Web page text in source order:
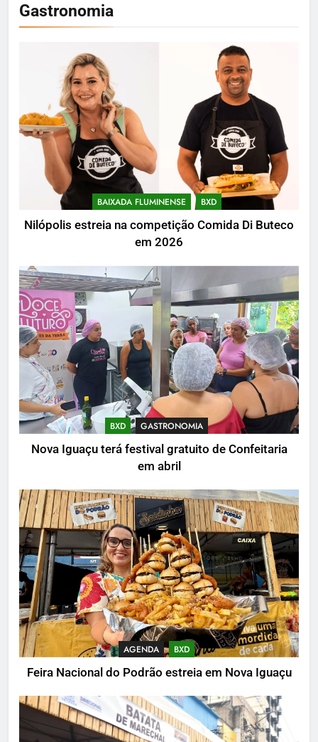
Gastronomia
BAIXADA FLUMINENSE BXD
Nilópolis estreia na competição Comida Di Buteco
em 2026
BXD GASTRONOMIA
Nova Iguaçu terá festival gratuito de Confeitaria
em abril
AGENDA BXD
Feira Nacional do Podrão estreia em Nova Iguaçu